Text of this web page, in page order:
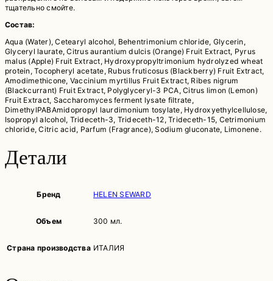
тщательно смойте.
Состав:
Aqua (Water), Cetearyl alcohol, Behentrimonium chloride, Glycerin,
Glyceryl laurate, Citrus aurantium dulcis (Orange) Fruit Extract, Pyrus
malus (Apple) Fruit Extract, Hydroxypropyltrimonium hydrolyzed wheat
protein, Tocopheryl acetate, Rubus fruticosus (Blackberry) Fruit Extract,
Amodimethicone, Vaccinium myrtillus Fruit Extract, Ribes nigrum
(Blackcurrant) Fruit Extract, Polyglyceryl-3 PCA, Citrus limon (Lemon)
Fruit Extract, Saccharomyces ferment lysate filtrate,
DimethylPABAmidopropyl laurdimonium tosylate, Hydroxyethylcellulose,
Isopropyl alcohol, Trideceth-3, Trideceth-12, Trideceth-15, Cetrimonium
chloride, Citric acid, Parfum (Fragrance), Sodium gluconate, Limonene.
Детали
Бренд HELEN SEWARD
Объем 300 мл.
Страна производства ИТАЛИЯ